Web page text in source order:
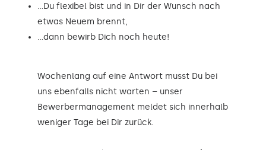
…Du flexibel bist und in Dir der Wunsch nach
etwas Neuem brennt,
…dann bewirb Dich noch heute!
Wochenlang auf eine Antwort musst Du bei
uns ebenfalls nicht warten – unser
Bewerbermanagement meldet sich innerhalb
weniger Tage bei Dir zurück.